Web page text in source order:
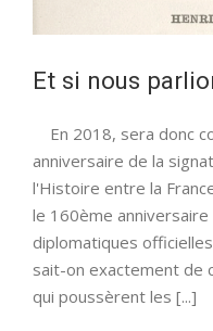
Et si nous
En 2018, sera donc
anniversaire de la
l'Histoire entre la
le 160ème
diplomatiques
sait-on exactement de
qui poussèrent les [...]